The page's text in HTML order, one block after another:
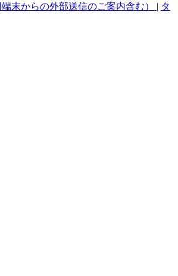
末からの外部送信のご案内含む） | タ